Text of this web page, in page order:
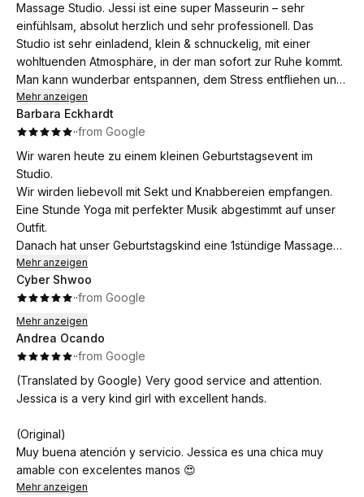
Massage Studio. Jessi ist eine super Masseurin – sehr
einfühlsam, absolut herzlich und sehr professionell. Das
Studio ist sehr einladend, klein & schnuckelig, mit einer
wohltuenden Atmosphäre, in der man sofort zur Ruhe kommt.
Man kann wunderbar entspannen, dem Stress entfliehen und
sich einfach etwas Gutes tun. Jessi ist ein echter
Herzensmensch. Klare Empfehlung!
Mehr anzeigen
Barbara Eckhardt
··from Google
Wir waren heute zu einem kleinen Geburtstagsevent im
Studio.
Wir wirden liebevoll mit Sekt und Knabbereien empfangen.
Eine Stunde Yoga mit perfekter Musik abgestimmt auf unser
Outfit.
Danach hat unser Geburtstagskind eine 1stündige Massage
bekommen, während die restlichen Mädels zusammen die
Stunde haben Revue passieren lassen.
Wundervolle 3 Stunden zu einem echt fairen Preis!
Das wird nicht unser letzter Besuch sein.
Mehr anzeigen
Cyber Shwoo
··from Google
Mehr anzeigen
Andrea Ocando
··from Google
(Translated by Google) Very good service and attention.
Jessica is a very kind girl with excellent hands.
(Original)
Muy buena atención y servicio. Jessica es una chica muy
amable con excelentes manos 😍
Mehr anzeigen